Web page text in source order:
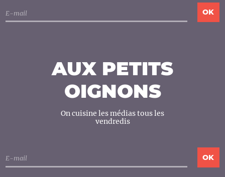
AUX PETITS
OIGNONS
On cuisine les médias tous les
vendredis